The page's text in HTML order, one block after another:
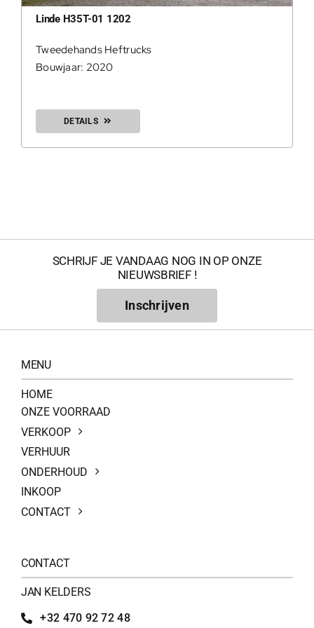
Linde H35T-01 1202
Tweedehands Heftrucks
Bouwjaar: 2020
DETAILS
SCHRIJF JE VANDAAG NOG IN OP ONZE
NIEUWSBRIEF !
Inschrijven
MENU
HOME
ONZE VOORRAAD
VERKOOP
VERHUUR
ONDERHOUD
INKOOP
CONTACT
CONTACT
JAN KELDERS
+32 470 92 72 48